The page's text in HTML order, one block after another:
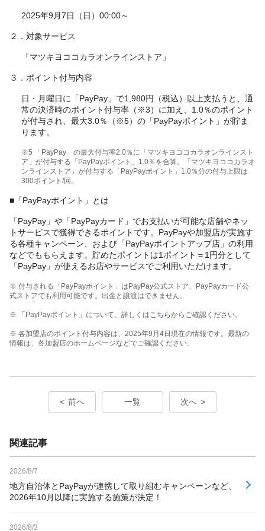
2025年9月7日（日）00:00～
２．対象サービス
「マツキヨココカラオンラインストア」
３．ポイント付与内容
日・月曜日に「PayPay」で1,980円（税込）以上支払うと、通
常の決済時のポイント付与率（※3）に加え、1.0％のポイント
が付与され、最大3.0％（※5）の「PayPayポイント」が貯ま
ります。
※5 「PayPay」の最大付与率2.0％に「マツキヨココカラオンラインスト
ア」が付与する「PayPayポイント」1.0％を合算。「マツキヨココカラオ
ンラインストア」が付与する「PayPayポイント」1.0％分の付与上限は
300ポイント/回。
■「PayPayポイント」とは
「PayPay」や「PayPayカード」でお支払いが可能な店舗やネッ
トサービスで獲得できるポイントです。PayPayや加盟店が実施す
る各種キャンペーン、および「PayPayポイントアップ店」の利用
などでももらえます。貯めたポイントは1ポイント＝1円分として
「PayPay」が使えるお店やサービスでご利用いただけます。
※ 付与される「PayPayポイント」はPayPay公式ストア、PayPayカード公
式ストアでも利用可能です。出金と譲渡はできません。
※ 「PayPayポイント」について、詳しくは こちらからご確認ください。
※ 各加盟店のポイント付与内容は、2025年9月4日現在の情報です。最新の
情報は、各加盟店のホームページなどでご確認ください。
前へ 一覧 次へ
関連記事
2026/8/7
地方自治体とPayPayが連携して取り組むキャンペーンなど、
2026年10月以降に実施する施策が決定！
2026/8/3